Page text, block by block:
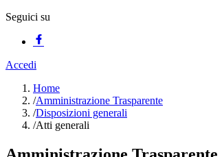
Seguici su
Accedi
Home
/Amministrazione Trasparente
/Disposizioni generali
/Atti generali